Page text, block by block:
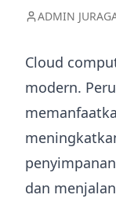
ADMIN
Cloud
modern.
dan